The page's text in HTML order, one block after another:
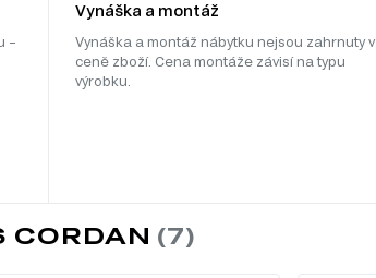
–
Vynáška a montáž
Vynáška a montáž nábytku nejsou zahrnuty v
ceně zboží. Cena montáže závisí na typu
výrobku.
CORDAN